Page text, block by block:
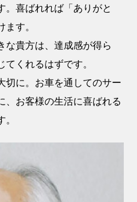
。喜ばれれば「ありがと
ます。
な貴方は、達成感が得ら
くれるはずです。
切に。お車を通してのサー
、お客様の生活に喜ばれる